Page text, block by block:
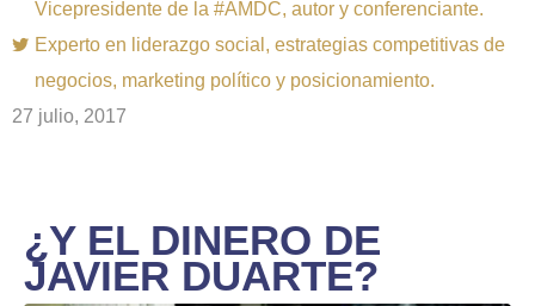
Vicepresidente de la #AMDC, autor y conferenciante.
Experto en liderazgo social, estrategias competitivas de
negocios, marketing político y posicionamiento.
27 julio, 2017
¿Y EL DINERO DE
JAVIER DUARTE?